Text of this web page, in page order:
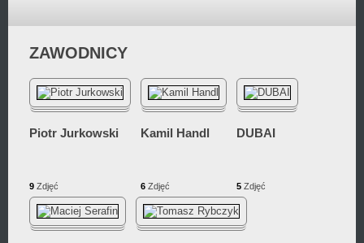
ZAWODNICY
Piotr Jurkowski
9 Zdjęć
Kamil Handl
6 Zdjęć
DUBAI
5 Zdjęć